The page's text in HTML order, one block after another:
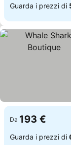
Guarda i prezzi di
Da 193 €
Guarda i prezzi di